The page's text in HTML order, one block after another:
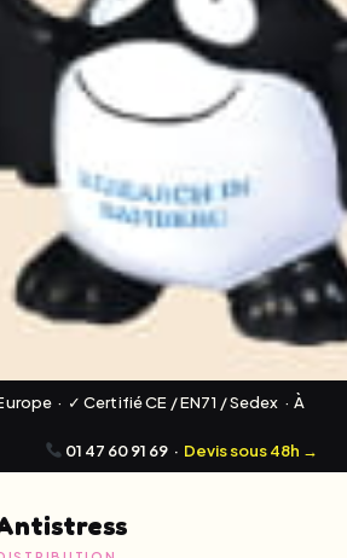
· ✓ Certifié CE / EN71 / Sedex · À
01 47 60 91 69 · Devis sous 48h →